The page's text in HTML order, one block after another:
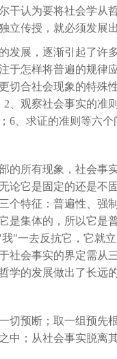
认为要将社会学从
传授，就必须发展
发展，逐渐引起了许
于怎样将普遍的规律
切合社会现象的特殊
、观察社会事实的准
6、求证的准则等六个
的所有现象，社会事
论它是固定的还是不
个特征：普遍性、强
是集体的，所以它是
"一去反抗它，它就
社会事实的界定需从
学的发展做出了长远的
切预断；取一组预先
中；从社会事实脱离